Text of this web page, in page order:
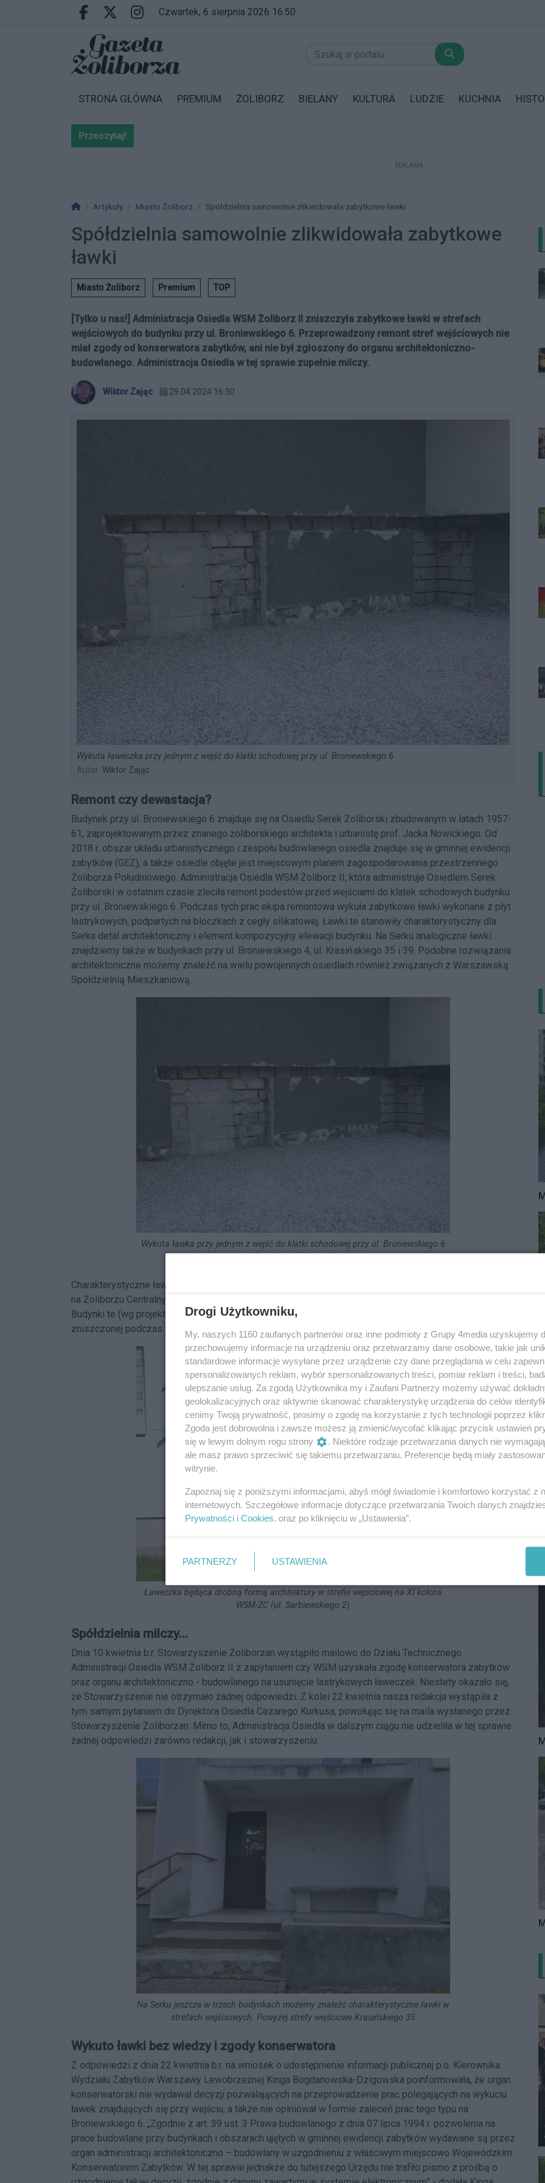
Przejdź do głównych treści
Przejdź do wyszukiwarki
Przejdź do głównego menu
Facebook.com
X.comInstagram.com
czwartek, 6 sierpnia 2026 16:50
STRONA GŁÓWNA PREMIUM ŻOLIBORZ BIELANY KULTURA LUDZIE KUCHNIA
Przeczytaj!
REKLAMA
Strona główna
Artykuły Miasto Żoliborz Spółdzielnia samowolnie zlikwidowała zabytkowe ławki
Spółdzielnia samowolnie zlikwidowała zabytkowe
ławki
Miasto Żoliborz Premium TOP
[Tylko u nas!] Administracja Osiedla WSM Żoliborz II zniszczyła zabytkowe ławki w strefach
wejściowych do budynku przy ul. Broniewskiego 6. Przeprowadzony remont stref wejściowych nie
miał zgody od konserwatora zabytków, ani nie był zgłoszony do organu architektoniczno-
budowlanego. Administracja Osiedla w tej sprawie zupełnie milczy.
Wiktor Zając 29.04.2024 16:30
Wykuta ławeczka przy jednym z wejść do klatki schodowej przy ul. Broniewskiego 6
Autor: Wiktor Zając
Remont czy dewastacja?
Budynek przy ul. Broniewskiego 6 znajduje się na Osiedlu Serek Żoliborski zbudowanym w latach 1957-
61, zaprojektowanym przez znanego żoliborskiego architekta i urbanistę prof. Jacka Nowickiego. Od
2018 r. obszar układu urbanistycznego i zespołu budowlanego osiedla znajduje się w gminnej ewidencji
zabytków (GEZ), a także osiedle objęte jest miejscowym planem zagospodarowania przestrzennego
Żoliborza Południowego. Administracja Osiedla WSM Żoliborz II, która administruje Osiedlem Serek
Żoliborski w ostatnim czasie zleciła remont podestów przed wejściami do klatek schodowych budynku
przy ul. Broniewskiego 6. Podczas tych prac ekipa remontowa wykuła zabytkowe ławki wykonane z płyt
lastrykowych, podpartych na bloczkach z cegły silikatowej. Ławki te stanowiły charakterystyczny dla
Serka detal architektoniczny i element kompozycyjny elewacji budynku. Na Serku analogiczne ławki
znajdziemy także w budynkach przy ul. Broniewskiego 4, ul. Krasińskiego 35 i 39. Podobne rozwiązania
architektoniczne możemy znaleźć na wielu powojennych osiedlach również związanych z Warszawską
Spółdzielnią Mieszkaniową.
Wykuta ławka przy jednym z wejść do klatki schodowej przy ul. Broniewskiego 6
(os. Serek Żoliborski)
Charakterystyczne ławeczki w strefach wejściowych możemy również znaleźć kilkaset metrów dalej, bo
na Żoliborzu Centralnym, a dokładniej na XI i XII kolonii (ul. Sarbiewskiego 2 i ul. Ks. Popiełuszki 14).
Budynki te (wg projektu Barbary i Stanisława Brukalskich) były pierwszymi wybudowanymi w
zniszczonej podczas wojny Warszawie (1946-47 r.).
Ławeczka będąca drobną formą architektury w strefie wejściowej na XI kolonii
WSM-ŻC (ul. Sarbiewskiego 2)
Spółdzielnia milczy...
Dnia 10 kwietnia b.r. Stowarzyszenie Żoliborzan wystąpiło mailowo do Działu Technicznego
Administracji Osiedla WSM Żoliborz II z zapytaniem czy WSM uzyskała zgodę konserwatora zabytków
oraz organu architektoniczno - budowlanego na usunięcie lastrykowych ławeczek. Niestety okazało się,
że Stowarzyszenie nie otrzymało żadnej odpowiedzi. Z kolei 22 kwietnia nasza redakcja wystąpiła z
tym samym pytaniem do Dyrektora Osiedla Cezarego Kurkusa, powołując się na maila wysłanego przez
Stowarzyszenie Żoliborzan. Mimo to, Administracja Osiedla w dalszym ciągu nie udzieliła w tej sprawie
żadnej odpowiedzi zarówno redakcji, jak i stowarzyszeniu.
Na Serku jeszcze w trzech budynkach możemy znaleźć charakterystyczne ławki w
strefach wejściowych. Powyżej strefy wejściowe Krasińskiego 35
Wykuto ławki bez wiedzy i zgody konserwatora
Z odpowiedzi z dnia 22 kwietnia b.r. na wniosek o udostępnienie informacji publicznej p.o. Kierownika
Wydziału Zabytków Warszawy Lewobrzeżnej Kinga Bogdanowska-Dzigowska poinformowała, że organ
konserwatorski nie wydawał decyzji pozwalających na przeprowadzenie prac polegających na wykuciu
ławek znajdujących się przy wejściu, a także nie opiniował w formie zaleceń prac tego typu na
Broniewskiego 6. „Zgodnie z art. 39 ust. 3 Prawa budowlanego z dnia 07 lipca 1994 r. pozwolenia na
prace budowlane przy budynkach i obszarach ujętych w gminnej ewidencji zabytków wydawane są przez
organ administracji architektoniczno – budowlany w uzgodnieniu z właściwym miejscowo Wojewódzkim
Konserwatorem Zabytków. W tej sprawie jednakże do tutejszego Urzędu nie trafiło pismo z prośbą o
Drogi Użytkowniku,
My, naszych 1160 zaufanych partnerów oraz inne podmioty z Grupy 4media uzyskujemy
przechowujemy informacje na urządzeniu oraz przetwarzamy dane osobowe, takie jak
standardowe informacje wysyłane przez urządzenie czy dane przeglądania w celu
spersonalizowanych reklam, wybór spersonalizowanych treści, pomiar reklam i treści,
ulepszanie usług. Za zgodą Użytkownika my i Zaufani Partnerzy możemy używać
geolokalizacyjnych oraz aktywnie skanować charakterystykę urządzenia do celów
cenimy Twoją prywatność, prosimy o zgodę na korzystanie z tych technologii poprzez
Zgoda jest dobrowolna i zawsze możesz ją zmienić/wycofać klikając przycisk ustawień
się w lewym dolnym rogu strony
. Niektóre rodzaje przetwarzania danych nie
ale masz prawo sprzeciwić się takiemu przetwarzaniu. Preferencje będą miały
witrynie.
Zapoznaj się z poniższymi informacjami, abyś mógł świadomie i komfortowo korzystać z
internetowych. Szczegółowe informacje dotyczące przetwarzania Twoich danych
Prywatności i Cookies. oraz po kliknięciu w „Ustawienia”.
PARTNERZY USTAWIENIA